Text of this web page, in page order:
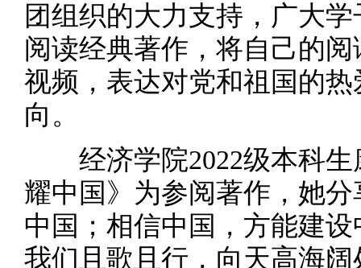
团组织的大力支持，广大
阅读经典著作，将自己的
视频，表达对党和祖国的
向。
经济学院2022级本科生
耀中国》为参阅著作，她
中国；相信中国，方能建
我们且歌且行，向天高海